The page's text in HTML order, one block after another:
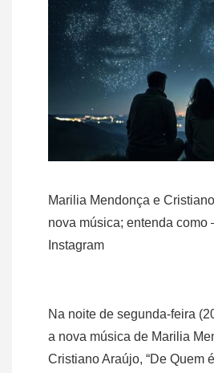
Marilia Mendonça e
nova música; entenda como
Instagram
Na noite de segunda-feira
a nova música de Marilia
Cristiano Araújo, “De Quem